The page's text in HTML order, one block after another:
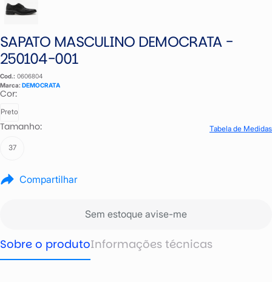
SAPATO MASCULINO DEMOCRATA -
250104-001
Cod.: 0606804
Marca: DEMOCRATA
Cor:
Preto
Tamanho: Tabela de Medidas
37
Compartilhar
Sem estoque avise-me
Sobre o produtoInformações técnicas